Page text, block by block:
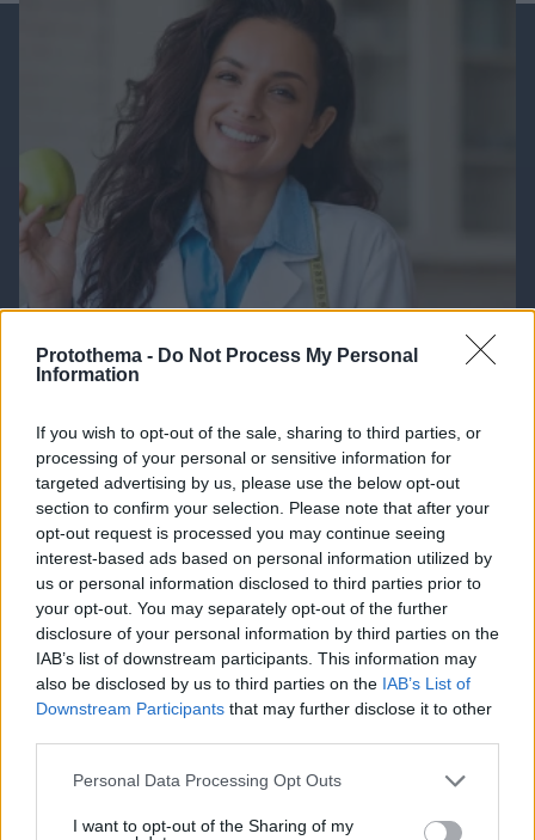
Protothema - Do Not Process My Personal
Information
If you wish to opt-out of the sale, sharing to third parties, or
processing of your personal or sensitive information for
targeted advertising by us, please use the below opt-out
section to confirm your selection. Please note that after your
opt-out request is processed you may continue seeing
interest-based ads based on personal information utilized by
us or personal information disclosed to third parties prior to
your opt-out. You may separately opt-out of the further
disclosure of your personal information by third parties on the
IAB’s list of downstream participants. This information may
also be disclosed by us to third parties on the IAB’s List of
Downstream Participants that may further disclose it to other
Please note that this website/app uses one or more Google
not limited to your visit or usage behaviour. You may click to
Personal Data Processing Opt Outs
I want to opt-out of the Sharing of my
Τα φρούτα που επιλέγουν 4 ενδοκρινολόγοι για
καλύτερο έλεγχο του σακχάρου – Το ένα μειώνει
το λίπος στην κοιλιά
06.08.2026, 08:01